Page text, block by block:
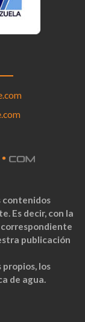
contenidos
Es decir, con la
publicación
los
de agua.